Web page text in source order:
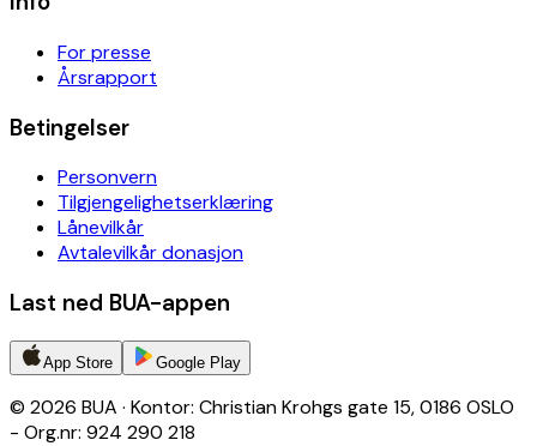
For presse
Årsrapport
Betingelser
Personvern
Tilgjengelighetserklæring
Lånevilkår
Avtalevilkår donasjon
Last ned BUA-appen
App Store Google Play
© 2026 BUA · Kontor: Christian Krohgs gate 15, 0186 OSLO
- Org.nr: 924 290 218